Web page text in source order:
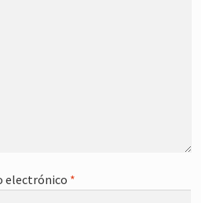
electrónico *